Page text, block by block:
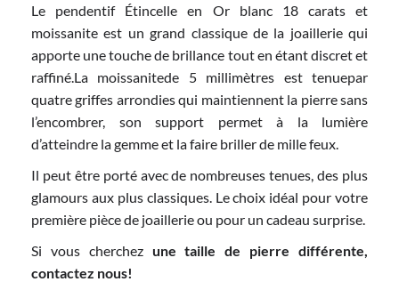
Le pendentif Étincelle en Or blanc 18 carats et
moissanite est un grand classique de la joaillerie qui
apporte une touche de brillance tout en étant discret et
raffiné.La moissanitede 5 millimètres est tenuepar
quatre griffes arrondies qui maintiennent la pierre sans
l’encombrer, son support permet à la lumière
d’atteindre la gemme et la faire briller de mille feux.
Il peut être porté avec de nombreuses tenues, des plus
glamours aux plus classiques. Le choix idéal pour votre
première pièce de joaillerie ou pour un cadeau surprise.
Si vous cherchez une taille de pierre différente,
contactez nous!